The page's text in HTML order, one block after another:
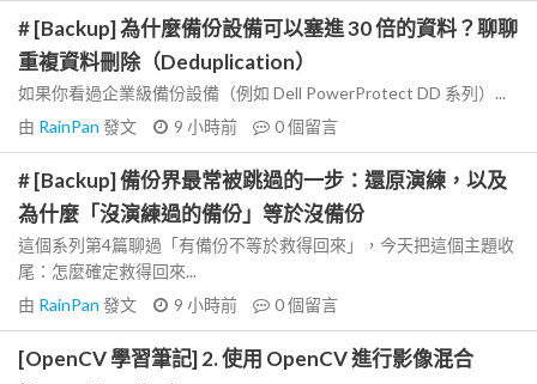
# [Backup] 為什麼備份設備可以塞進 30 倍的資料？聊聊
重複資料刪除（Deduplication）
如果你看過企業級備份設備（例如 Dell PowerProtect DD 系列）...
由 RainPan 發文 9 小時前 0個留言
# [Backup] 備份界最常被跳過的一步：還原演練，以及
為什麼「沒演練過的備份」等於沒備份
這個系列第4篇聊過「有備份不等於救得回來」，今天把這個主題收
尾：怎麼確定救得回來...
由 RainPan 發文 9 小時前 0個留言
[OpenCV 學習筆記] 2. 使用 OpenCV 進行影像混合